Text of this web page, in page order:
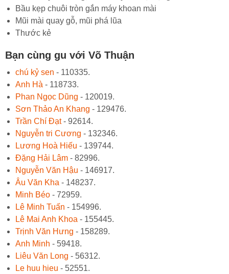
Bầu kẹp chuôi tròn gắn máy khoan mài
Mũi mài quay gỗ, mũi phá lũa
Thước kẻ
Bạn cùng gu với Võ Thuận
chú kỷ sen - 110335.
Anh Hà - 118733.
Phan Ngọc Dũng - 120019.
Sơn Thảo An Khang - 129476.
Trần Chí Đạt- 92614.
Nguyễn tri Cương - 132346.
Lương Hoà Hiếu - 139744.
Đặng Hải Lâm - 82996.
Nguyễn Văn Hậu - 146917.
Âu Văn Kha - 148237.
Minh Béo - 72959.
Lê Minh Tuấn - 154996.
Lê Mai Anh Khoa - 155445.
Trịnh Văn Hưng - 158289.
Anh Minh - 59418.
Liêu Văn Long - 56312.
Le huu hieu - 52551.